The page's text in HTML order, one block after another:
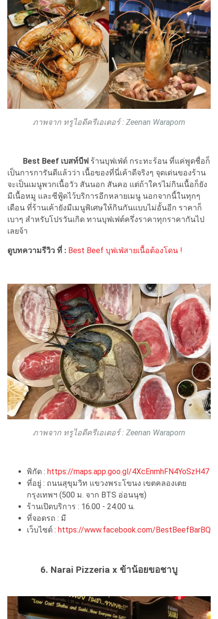
ภาพจาก ทรูไอดีครีเอเตอร์ : Zeenan Waraporn
Best Beef เบสท์บีฟ ร้านบุฟเฟ่ต์ กระทะร้อน ที่แค่พูดชื่อก็
เป็นการการันตีแล้วว่า เนื้อของที่นี่เค้าดีจริงๆ จุดเด่นของร้าน
จะเป็นเมนูพวกเนื้อวัว สันนอก สันคอ แต่ถ้าใครไม่กินเนื้อก็ยัง
มีเนื้อหมู และซีฟู้ดไว้บริการอีกหลายเมนู นอกจากนี้ในทุกๆ
เดือน ที่ร้านเค้ายังมีเมนูพิเศษให้กินกันแบบไม่อั้นอีก ราคาก็
เบาๆ สำหรับโปรวันเกิด ทานบุฟเฟต์ครึ่งราคาทุกราคากันไป
เลยจ้า
ดูบทความรีวิว ที่ : Best Beef บุฟเฟ่สายเนื้อต้องโดน !
ภาพจาก ทรูไอดีครีเอเตอร์ : Zeenan Waraporn
พิกัด : https://maps.app.goo.gl/4XcEnmhFN4YoSzH47
ที่อยู่ : ถนนสุขุมวิท แขวงพระโขนง เขตคลองเตย
กรุงเทพฯ (500 ม. จาก BTS อ่อนนุช)
ร้านเปิดบริการ : 16.00 - 24.00 น.
ที่จอดรถ : มี
เว็บไซต์ : https://www.facebook.com/BestBeefBarBQ
6. Narai Pizzeria x ข้าน้อยขอชาบู